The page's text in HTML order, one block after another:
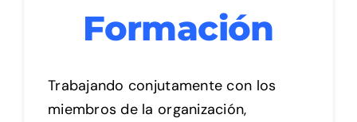
Formación
Trabajando conjutamente con los
miembros de la organización,